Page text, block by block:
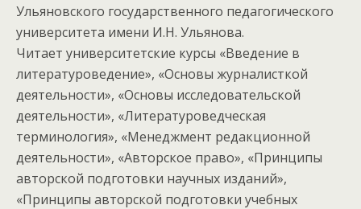
Ульяновского государственного педагогического
университета имени И.Н. Ульянова.
Читает университетские курсы «Введение в
литературоведение», «Основы журналисткой
деятельности», «Основы исследовательской
деятельности», «Литературоведческая
терминология», «Менеджмент редакционной
деятельности», «Авторское право», «Принципы
авторской подготовки научных изданий»,
«Принципы авторской подготовки учебных